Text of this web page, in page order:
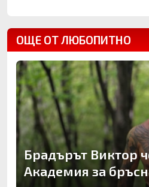
ОЩЕ ОТ ЛЮБОПИТНО
Брадърът Виктор
Академия за